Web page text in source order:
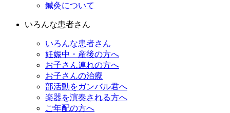
鍼灸について
いろんな患者さん
いろんな患者さん
妊娠中・産後の方へ
お子さん連れの方へ
お子さんの治療
部活動をガンバル君へ
楽器を演奏される方へ
ご年配の方へ